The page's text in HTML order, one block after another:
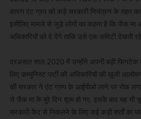
कारण एंट ग्रप को कड़े सरकारी नियंत्रण के तहत
इसीलिए मामले से जुड़े लोगों का कहना है कि जैक
अधिकारियों को दे देंगे ताकि उसे एक कमिटी देखती
दरअसल साल 2020 में उन्होंने अपनी बड़ी
लिए कम्युनिस्ट पार्टी की अधिकारियों की खुली
की सरकार ने एंट ग्रुप के आईपीओ लाने पर रोक
से जैक मा के बुरे दिन शूरू हो गए. इसके बाद यह भी
सरकारी कैद से निकलने के लिए कई कड़ी शर्तों का